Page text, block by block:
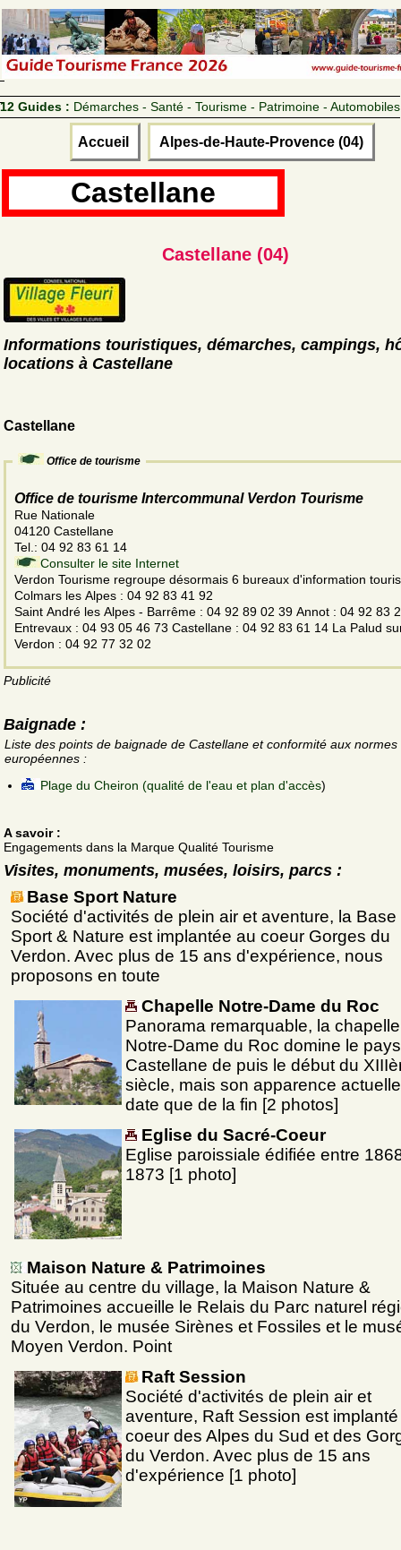
12 Guides : Démarches - Santé - Tourisme - Patrimoine - Automobiles
Accueil Alpes-de-Haute-Provence (04)
Castellane
Castellane (04)
Informations touristiques, démarches, campings,
locations à Castellane
Castellane
Office de tourisme
Office de tourisme Intercommunal Verdon Tourisme
Rue Nationale
04120 Castellane
Tel.: 04 92 83 61 14
Consulter le site Internet
Verdon Tourisme regroupe désormais 6 bureaux d'information
Colmars les Alpes : 04 92 83 41 92
Saint André les Alpes - Barrême : 04 92 89 02 39 Annot : 04 92 83
Entrevaux : 04 93 05 46 73 Castellane : 04 92 83 61 14 La Palud
Verdon : 04 92 77 32 02
Publicité
Baignade :
Liste des points de baignade de Castellane et conformité aux normes
européennes :
Plage du Cheiron (qualité de l'eau et plan d'accès)
A savoir :
Engagements dans la Marque Qualité Tourisme
Visites, monuments, musées, loisirs, parcs :
Base Sport Nature
Société d'activités de plein air et aventure, la Base
Sport & Nature est implantée au coeur Gorges du
Verdon. Avec plus de 15 ans d'expérience, nous
proposons en toute
Chapelle Notre-Dame du Roc
Panorama remarquable, la chapelle
Notre-Dame du Roc domine le
Castellane de puis le début du
siècle, mais son apparence
date que de la fin [2 photos]
Eglise du Sacré-Coeur
Eglise paroissiale édifiée entre
1873 [1 photo]
Maison Nature & Patrimoines
Située au centre du village, la Maison Nature &
Patrimoines accueille le Relais du Parc naturel
du Verdon, le musée Sirènes et Fossiles et le
Moyen Verdon. Point
Raft Session
Société d'activités de plein air et
aventure, Raft Session est
coeur des Alpes du Sud et des
du Verdon. Avec plus de 15 ans
d'expérience [1 photo]